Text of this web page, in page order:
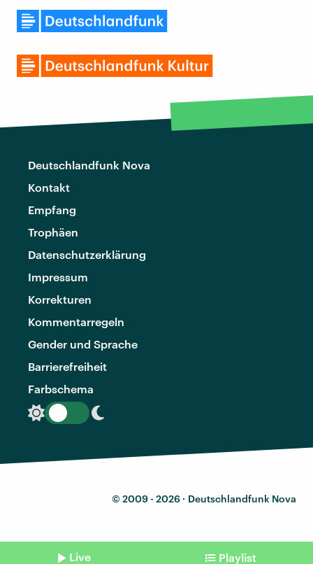
Deutschlandfunk Nova
Kontakt
Empfang
Trophäen
Datenschutzerklärung
Impressum
Korrekturen
Kommentarregeln
Gender und Sprache
Barrierefreiheit
Farbschema
© 2009 - 2026 · Deutschlandfunk Nova
Live Playlist